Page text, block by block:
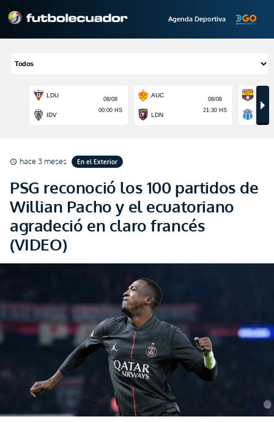
Agenda Deportiva
schedule hace 3 meses En el Exterior
PSG reconoció los 100 partidos de
Willian Pacho y el ecuatoriano
agradeció en claro francés
(VIDEO)